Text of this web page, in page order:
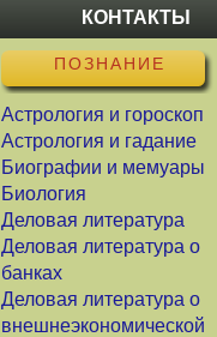
КОНТАКТЫ
ПОЗНАНИЕ
Астрология и гороскоп
Астрология и гадание
Биографии и мемуары
Биология
Деловая литература
Деловая литература о
банках
Деловая литература о
внешнеэкономической